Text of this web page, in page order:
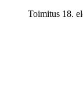
Toimitus 18.